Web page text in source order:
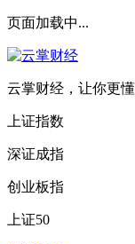
页面加载中...
云掌财经，让你更懂
上证指数
深证成指
创业板指
上证50